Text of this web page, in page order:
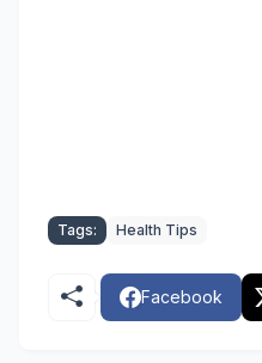
Tags: Health Tips
Facebook